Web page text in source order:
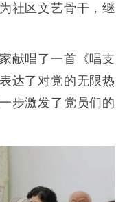
社区文艺骨干，继
唱了一首《唱支
达了对党的无限热
步激发了党员们的